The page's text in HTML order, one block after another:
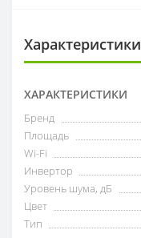
Характеристики
ХАРАКТЕРИСТИКИ
Бренд
Площадь
Wi-Fi
Инвертор
Уровень шума, дБ
Цвет
Тип